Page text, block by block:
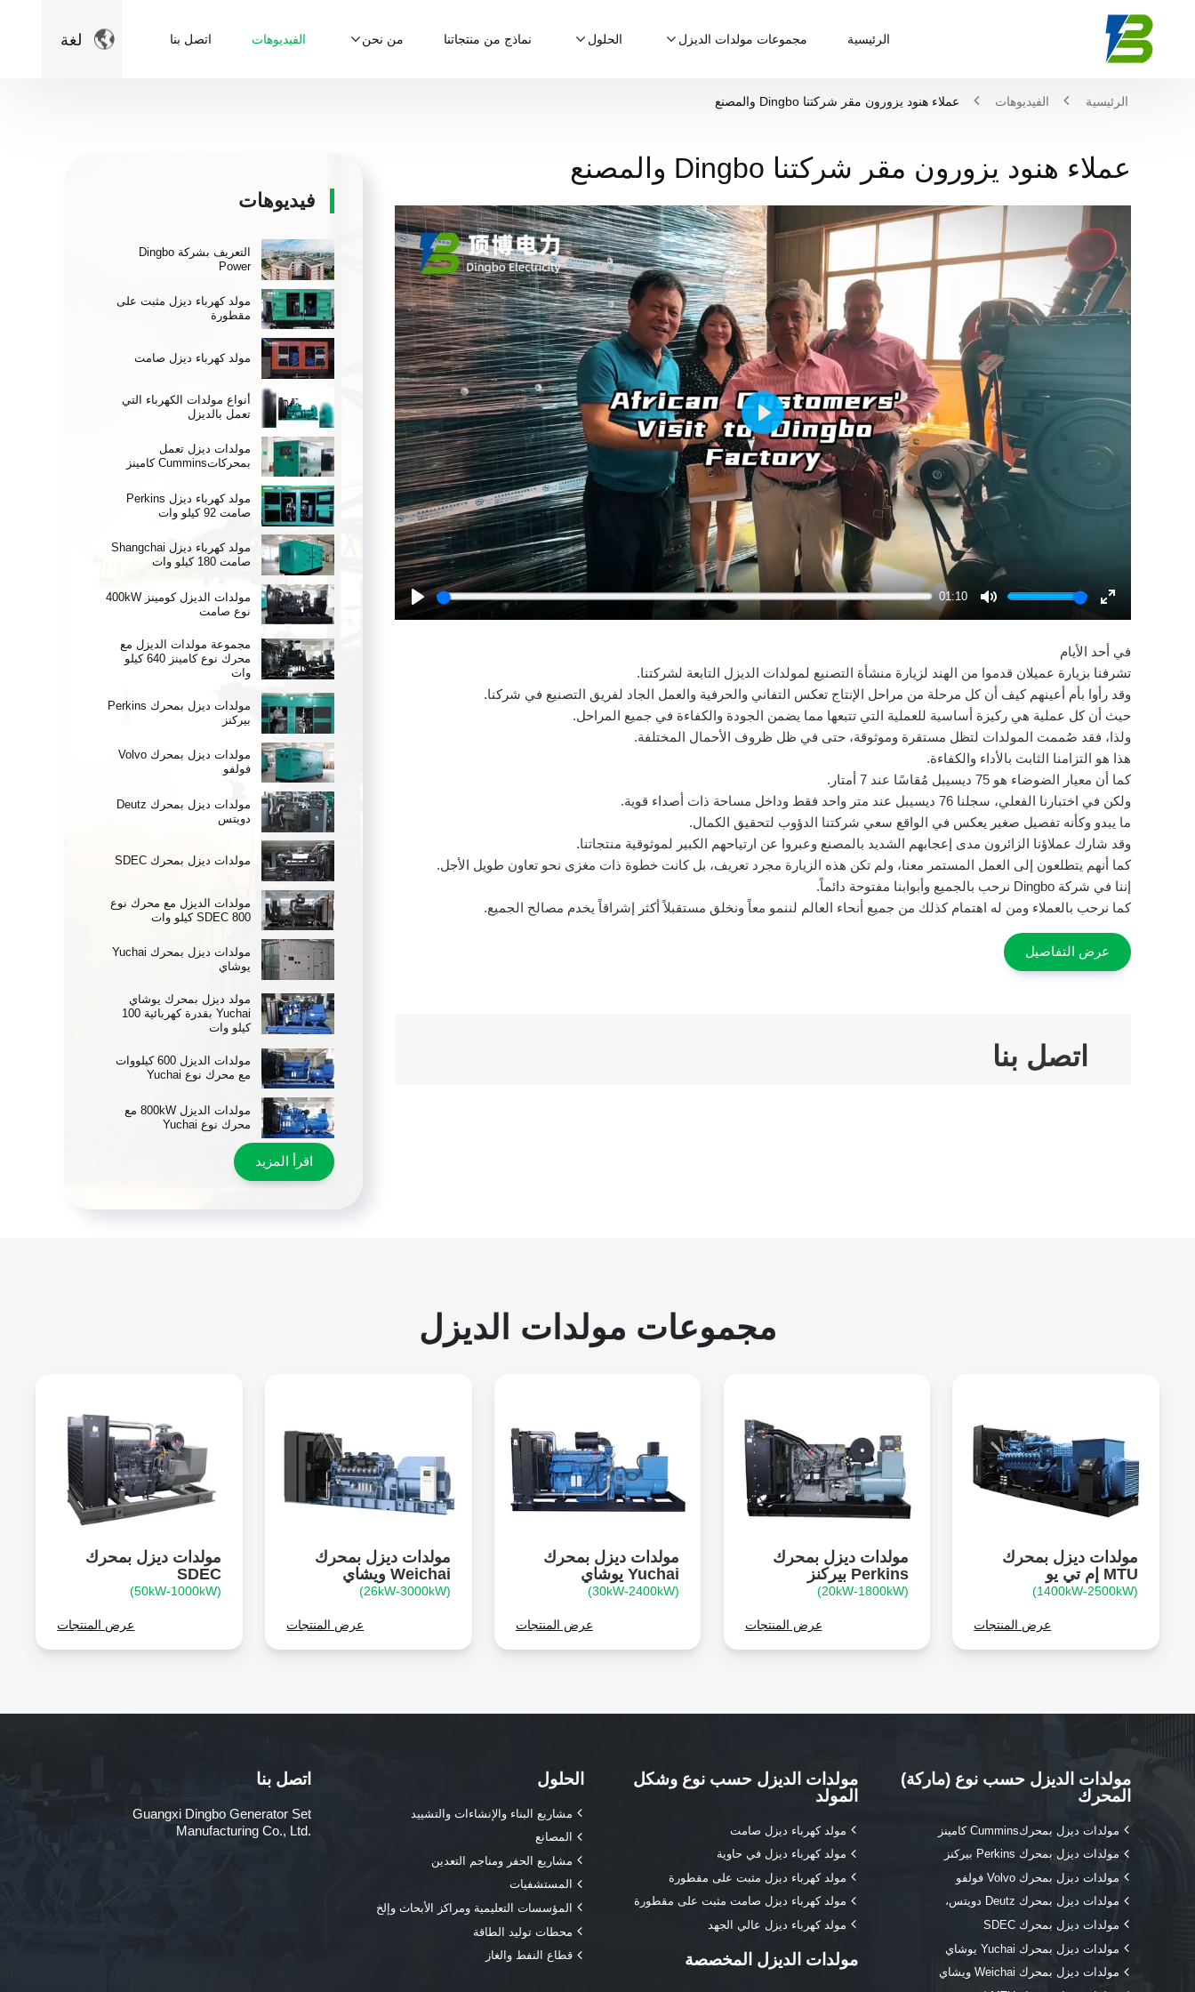
 لغة الرئيسية مجموعات مولدات الديزل الحلول نماذج من منتجاتنا من نحن الفيديوهات اتصل بنا
الرئيسية الفيديوهات عملاء هنود يزورون مقر شركتنا Dingbo والمصنع
عملاء هنود يزورون مقر شركتنا Dingbo والمصنع
01:10
Play
في أحد الأيام
تشرفنا بزيارة عميلان قدموا من الهند لزيارة منشأة التصنيع لمولدات الديزل التابعة لشركتنا.
وقد رأوا بأم أعينهم كيف أن كل مرحلة من مراحل الإنتاج تعكس التفاني والحرفية والعمل الجاد لفريق التصنيع في شركنا.
حيث أن كل عملية هي ركيزة أساسية للعملية التي تتبعها مما يضمن الجودة والكفاءة في جميع المراحل.
ولذا، فقد صُممت المولدات لتظل مستقرة وموثوقة، حتى في ظل ظروف الأحمال المختلفة.
هذا هو التزامنا الثابت بالأداء والكفاءة.
كما أن معيار الضوضاء هو 75 ديسيبل مُقاسًا عند 7 أمتار.
ولكن في اختبارنا الفعلي، سجلنا 76 ديسيبل عند متر واحد فقط وداخل مساحة ذات أصداء قوية.
ما يبدو وكأنه تفصيل صغير يعكس في الواقع سعي شركتنا الدؤوب لتحقيق الكمال.
وقد شارك عملاؤنا الزائرون مدى إعجابهم الشديد بالمصنع وعبروا عن ارتياحهم الكبير لموثوقية منتجاتنا.
كما أنهم يتطلعون إلى العمل المستمر معنا، ولم تكن هذه الزيارة مجرد تعريف، بل كانت خطوة ذات مغزى نحو تعاون طويل الأجل.
إننا في شركة Dingbo نرحب بالجميع وأبوابنا مفتوحة دائماً.
كما نرحب بالعملاء ومن له اهتمام كذلك من جميع أنحاء العالم لننمو معاً ونخلق مستقبلاً أكثر إشراقاً يخدم مصالح الجميع.
عرض التفاصيل
اتصل بنا
فيديوهات
التعريف بشركة Dingbo
Power
مولد كهرباء ديزل مثبت على
مقطورة
مولد كهرباء ديزل صامت
أنواع مولدات الكهرباء التي
تعمل بالديزل
مولدات ديزل تعمل
بمحركاتCummins كامينز
مولد كهرباء ديزل Perkins
صامت 92 كيلو وات
مولد كهرباء ديزل Shangchai
صامت 180 كيلو وات
مولدات الديزل كومينز 400kW
نوع صامت
مجموعة مولدات الديزل مع
محرك نوع كامينز 640 كيلو
وات
مولدات ديزل بمحرك Perkins
بيركنز
مولدات ديزل بمحرك Volvo
فولفو
مولدات ديزل بمحرك Deutz
دويتس
مولدات ديزل بمحرك SDEC
مولدات الديزل مع محرك نوع
SDEC 800 كيلو وات
مولدات ديزل بمحرك Yuchai
يوشاي
مولد ديزل بمحرك يوشاي
Yuchai بقدرة كهربائية 100
كيلو وات
مولدات الديزل 600 كيلووات
مع محرك نوع Yuchai
مولدات الديزل 800kW مع
محرك نوع Yuchai
اقرأ المزيد
مجموعات مولدات الديزل
مولدات ديزل بمحرك
MTU إم تي يو
(1400kW-2500kW)
عرض المنتجات
مولدات ديزل بمحرك
Perkins بيركنز
(20kW-1800kW)
عرض المنتجات
مولدات ديزل بمحرك
Yuchai يوشاي
(30kW-2400kW)
عرض المنتجات
مولدات ديزل بمحرك
Weichai ويشاي
(26kW-3000kW)
عرض المنتجات
مولدات ديزل بمحرك
SDEC
(50kW-1000kW)
عرض المنتجات
مولدات الديزل حسب نوع (ماركة)
المحرك
مولدات ديزل بمحركCummins كامينز
مولدات ديزل بمحرك Perkins بيركنز
مولدات ديزل بمحرك Volvo فولفو
مولدات ديزل بمحرك Deutz دويتس،
مولدات ديزل بمحرك SDEC
مولدات ديزل بمحرك Yuchai يوشاي
مولدات ديزل بمحرك Weichai ويشاي
مولدات الديزل حسب نوع وشكل
المولد
مولد كهرباء ديزل صامت
مولد كهرباء ديزل في حاوية
مولد كهرباء ديزل مثبت على مقطورة
مولد كهرباء ديزل صامت مثبت على مقطورة
مولد كهرباء ديزل عالي الجهد
مولدات الديزل المخصصة
الحلول
مشاريع البناء والإنشاءات والتشييد
المصانع
مشاريع الحفر ومناجم التعدين
المستشفيات
المؤسسات التعليمية ومراكز الأبحاث وإلخ
محطات توليد الطاقة
قطاع النفط والغاز
اتصل بنا
Guangxi Dingbo Generator Set
Manufacturing Co., Ltd.